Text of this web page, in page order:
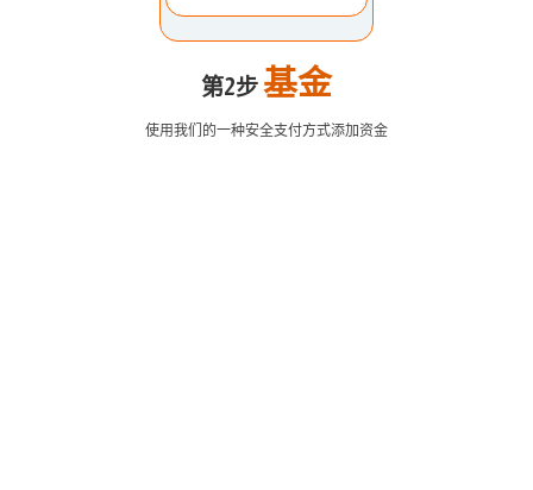
第2步基金
使用我们的一种安全支付方式添加资金